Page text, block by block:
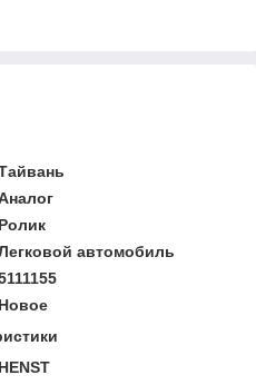
Ролик
автомобиль
Новое
HENST